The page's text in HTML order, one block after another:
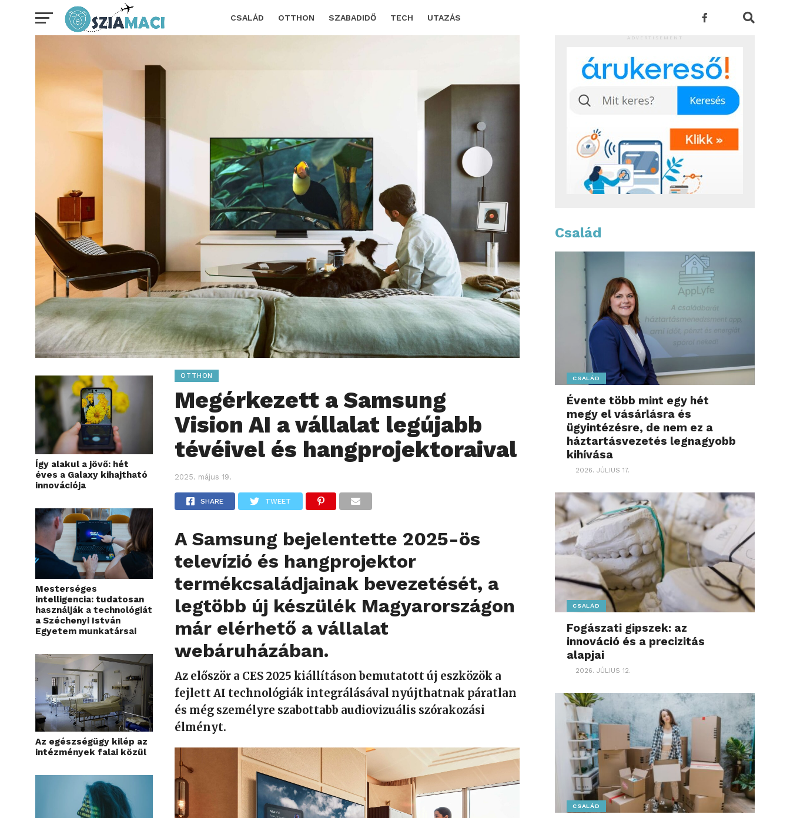
CSALÁD OTTHON SZABADIDŐ TECH UTAZÁS
Így alakul a jövő: hét
éves a Galaxy kihajtható
innovációja
Mesterséges
intelligencia: tudatosan
használják a technológiát
a Széchenyi István
Egyetem munkatársai
Az egészségügy kilép az
intézmények falai közül
OTTHON
Megérkezett a Samsung
Vision AI a vállalat legújabb
tévéivel és hangprojektoraival
2025. május 19.
SHARE TWEET
A Samsung bejelentette 2025-ös
televízió és hangprojektor
termékcsaládjainak bevezetését, a
legtöbb új készülék Magyarországon
már elérhető a vállalat
webáruházában.
Az először a CES 2025 kiállításon bemutatott új eszközök a
fejlett AI technológiák integrálásával nyújthatnak páratlan
és még személyre szabottabb audiovizuális szórakozási
élményt.
ADVERTISEMENT
Család
CSALÁD
Évente több mint egy hét
megy el vásárlásra és
ügyintézésre, de nem ez a
háztartásvezetés legnagyobb
kihívása
2026. JÚLIUS 17.
CSALÁD
Fogászati gipszek: az
innováció és a precizitás
alapjai
2026. JÚLIUS 12.
CSALÁD